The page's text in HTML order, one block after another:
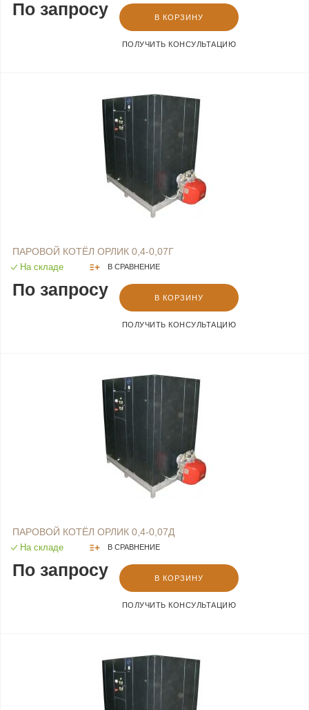
По запросу В КОРЗИНУ
ПОЛУЧИТЬ КОНСУЛЬТАЦИЮ
ПАРОВОЙ КОТЁЛ ОРЛИК 0,4-0,07Г
На складе В СРАВНЕНИЕ
По запросу В КОРЗИНУ
ПОЛУЧИТЬ КОНСУЛЬТАЦИЮ
ПАРОВОЙ КОТЁЛ ОРЛИК 0,4-0,07Д
На складе В СРАВНЕНИЕ
По запросу В КОРЗИНУ
ПОЛУЧИТЬ КОНСУЛЬТАЦИЮ